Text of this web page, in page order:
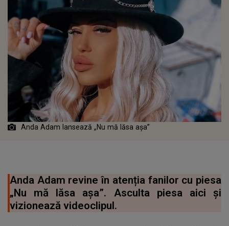
Anda Adam lansează „Nu mă lăsa așa”
Anda Adam revine în atenția fanilor cu piesa
„Nu mă lăsa așa”. Asculta piesa aici și
vizionează videoclipul.